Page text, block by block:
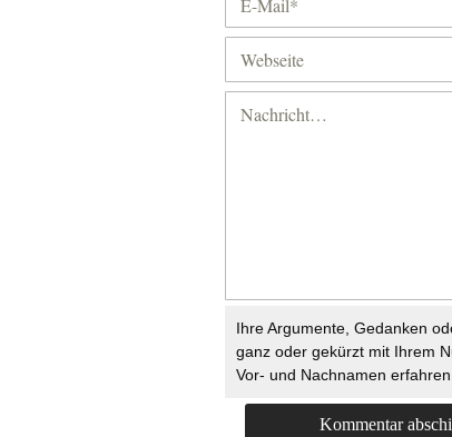
Ihre Argumente, Gedanken
ganz oder gekürzt mit Ihrem
Vor- und Nachnamen erfahren.